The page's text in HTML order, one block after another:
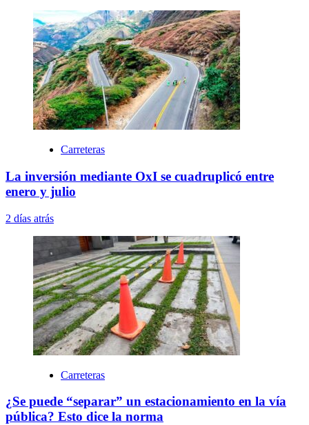
Carreteras
La inversión mediante OxI se cuadruplicó entre
enero y julio
2 días atrás
Carreteras
¿Se puede “separar” un estacionamiento en la vía
pública? Esto dice la norma